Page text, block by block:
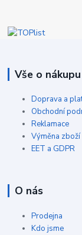
Vše o
Doprava a
Obchodní
Reklamace
Výměna zboží
EET a GDPR
O nás
Prodejna
Kdo jsme